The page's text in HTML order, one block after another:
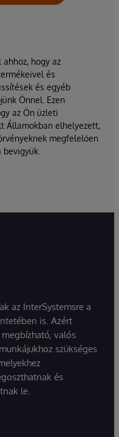
hogy az
és
és egyéb
Önnel. Ezen
az Ön üzleti
Államokban elhelyezett,
megfelelően
bevigyük.
az InterSystemsre a
is. Azért
valós
szükséges
és
le.